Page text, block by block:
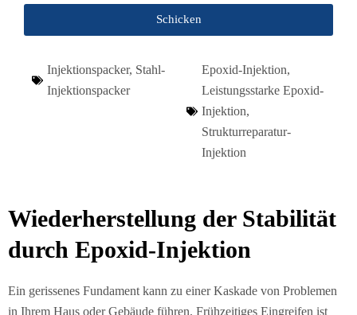
Schicken
Injektionspacker, Stahl-
Injektionspacker
Epoxid-Injektion,
Leistungsstarke Epoxid-
Injektion,
Strukturreparatur-
Injektion
Wiederherstellung der Stabilität
durch Epoxid-Injektion
Ein gerissenes Fundament kann zu einer Kaskade von Problemen
in Ihrem Haus oder Gebäude führen. Frühzeitiges Eingreifen ist